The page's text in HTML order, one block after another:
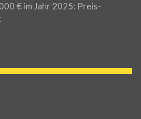
€ im Jahr 2025: Preis-